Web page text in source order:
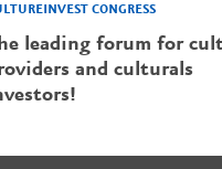
CONGRESS
leading forum for
and culturals